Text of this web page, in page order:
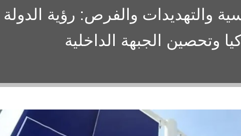
والتهديدات والفرص: رؤية الدولة
وتحصين الجبهة الداخلية